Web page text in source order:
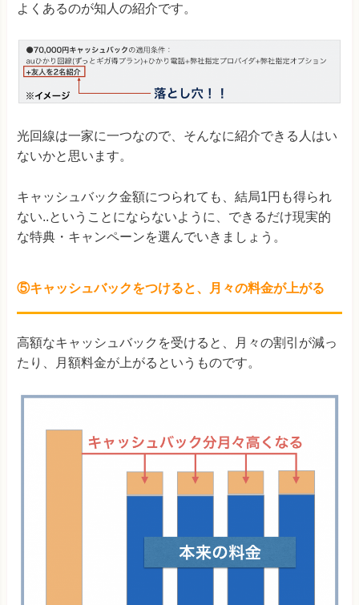
よくあるのが知人の紹介です。
光回線は一家に一つなので、そんなに紹介できる人はい
ないかと思います。
キャッシュバック金額につられても、結局1円も得られ
ない..ということにならないように、できるだけ現実的
な特典・キャンペーンを選んでいきましょう。
⑤キャッシュバックをつけると、月々の料金が上がる
高額なキャッシュバックを受けると、月々の割引が減っ
たり、月額料金が上がるというものです。